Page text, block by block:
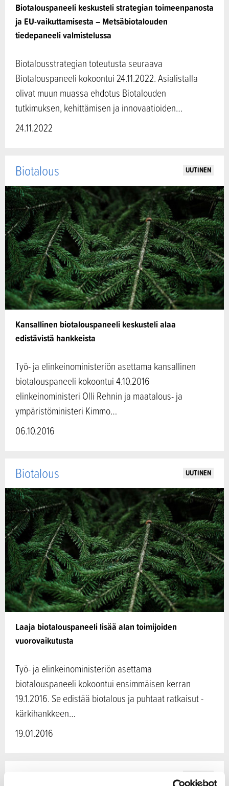
Biotalouspaneeli keskusteli strategian toimeenpanosta
ja EU-vaikuttamisesta – Metsäbiotalouden
tiedepaneeli valmistelussa
Biotalousstrategian toteutusta seuraava
Biotalouspaneeli kokoontui 24.11.2022. Asialistalla
olivat muun muassa ehdotus Biotalouden
tutkimuksen, kehittämisen ja innovaatioiden…
24.11.2022
Kansallinen biotalouspaneeli keskusteli alaa
edistävistä hankkeista
Biotalous UUTINEN
Työ- ja elinkeinoministeriön asettama kansallinen
biotalouspaneeli kokoontui 4.10.2016
elinkeinoministeri Olli Rehnin ja maatalous- ja
ympäristöministeri Kimmo…
06.10.2016
Laaja biotalouspaneeli lisää alan toimijoiden
vuorovaikutusta
Biotalous UUTINEN
Työ- ja elinkeinoministeriön asettama
biotalouspaneeli kokoontui ensimmäisen kerran
19.1.2016. Se edistää biotalous ja puhtaat ratkaisut -
kärkihankkeen…
19.01.2016